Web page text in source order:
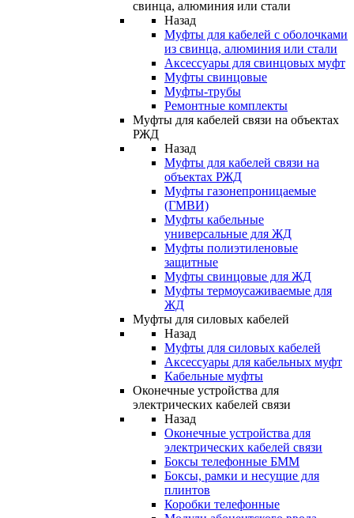
свинца, алюминия или стали
Назад
Муфты для кабелей с оболочками
из свинца, алюминия или стали
Аксессуары для свинцовых муфт
Муфты свинцовые
Муфты-трубы
Ремонтные комплекты
Муфты для кабелей связи на объектах
РЖД
Назад
Муфты для кабелей связи на
объектах РЖД
Муфты газонепроницаемые
(ГМВИ)
Муфты кабельные
универсальные для ЖД
Муфты полиэтиленовые
защитные
Муфты свинцовые для ЖД
Муфты термоусаживаемые для
ЖД
Муфты для силовых кабелей
Назад
Муфты для силовых кабелей
Аксессуары для кабельных муфт
Кабельные муфты
Оконечные устройства для
электрических кабелей связи
Назад
Оконечные устройства для
электрических кабелей связи
Боксы телефонные БММ
Боксы, рамки и несущие для
плинтов
Коробки телефонные